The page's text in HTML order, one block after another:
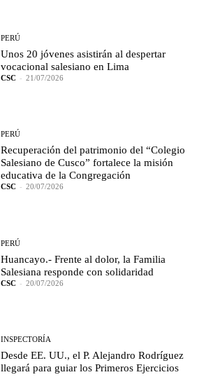
PERÚ
Unos 20 jóvenes asistirán al despertar
vocacional salesiano en Lima
CSC - 21/07/2026
PERÚ
Recuperación del patrimonio del “Colegio
Salesiano de Cusco” fortalece la misión
educativa de la Congregación
CSC - 20/07/2026
PERÚ
Huancayo.- Frente al dolor, la Familia
Salesiana responde con solidaridad
CSC - 20/07/2026
INSPECTORÍA
Desde EE. UU., el P. Alejandro Rodríguez
llegará para guiar los Primeros Ejercicios